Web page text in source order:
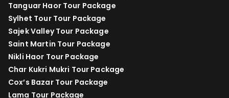
Tanguar Haor Tour Package
Sylhet Tour Tour Package
Sajek Valley Tour Package
Saint Martin Tour Package
Nikli Haor Tour Package
Char Kukri Mukri Tour Package
Cox’s Bazar Tour Package
Lama Tour Package